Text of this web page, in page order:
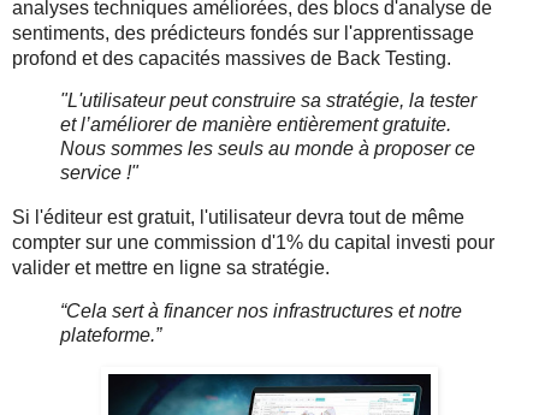
analyses techniques améliorées, des blocs d'analyse de
sentiments, des prédicteurs fondés sur l'apprentissage
profond et des capacités massives de Back Testing.
"L'utilisateur peut construire sa stratégie, la tester
et l’améliorer de manière entièrement gratuite.
Nous sommes les seuls au monde à proposer ce
service !"
Si l'éditeur est gratuit, l'utilisateur devra tout de même
compter sur une commission d'1% du capital investi pour
valider et mettre en ligne sa stratégie.
“Cela sert à financer nos infrastructures et notre
plateforme.”